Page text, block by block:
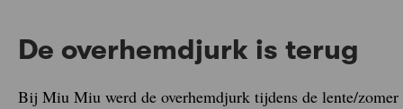
De overhemdjurk is terug
Bij Miu Miu werd de overhemdjurk tijdens de lente/